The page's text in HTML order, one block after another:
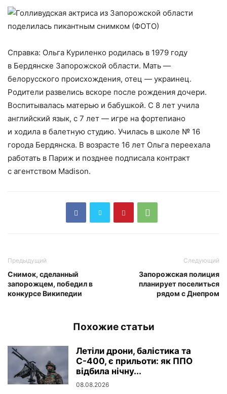
Справка: Ольга Куриленко родилась в 1979 году
в Бердянске Запорожской области. Мать —
белорусского происхождения, отец — украинец.
Родители развелись вскоре после рождения дочери.
Воспитывалась матерью и бабушкой. С 8 лет учила
английский язык, с 7 лет — игре на фортепиано
и ходила в балетную студию. Училась в школе № 16
города Бердянска. В возрасте 16 лет Ольга переехала
работать в Париж и позднее подписала контракт
с агентством Madison.
Предыдущий
Снимок, сделанный
запорожцем, победил в
конкурсе Википедии
Следующий
Запорожская полиция
планирует поселиться
рядом с Днепром
Похожие статьи
Летіли дрони, балістика та
С-400, є прильоти: як ППО
відбила нічну...
08.08.2026